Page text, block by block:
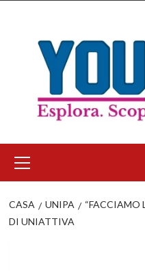
contenuto
principale
CASA UNIPA
“FACCIAMO
DI UNIATTIVA